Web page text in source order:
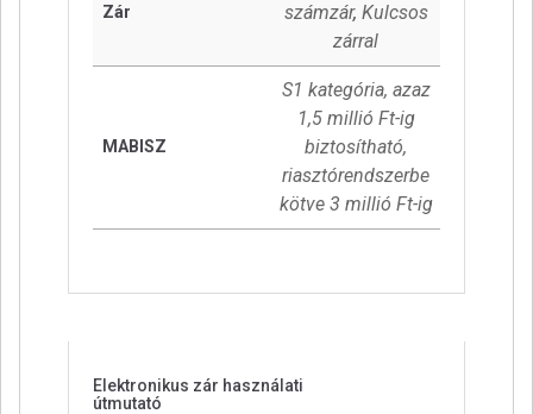
Zár
számzár, Kulcsos
zárral
MABISZ
S1 kategória, azaz
1,5 millió Ft-ig
biztosítható,
riasztórendszerbe
kötve 3 millió Ft-ig
Elektronikus zár használati
útmutató